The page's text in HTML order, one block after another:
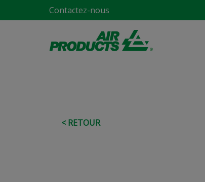
Contactez-nous
< RETOUR